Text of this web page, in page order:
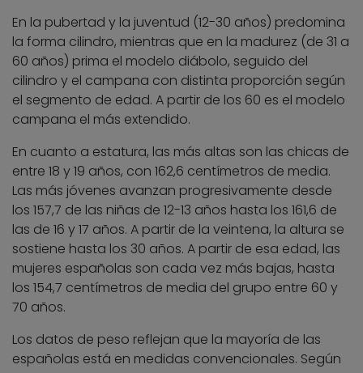
En la pubertad y la juventud (12-30 años) predomina
la forma cilindro, mientras que en la madurez (de 31 a
60 años) prima el modelo diábolo, seguido del
cilindro y el campana con distinta proporción según
el segmento de edad. A partir de los 60 es el modelo
campana el más extendido.
En cuanto a estatura, las más altas son las chicas de
entre 18 y 19 años, con 162,6 centímetros de media.
Las más jóvenes avanzan progresivamente desde
los 157,7 de las niñas de 12-13 años hasta los 161,6 de
las de 16 y 17 años. A partir de la veintena, la altura se
sostiene hasta los 30 años. A partir de esa edad, las
mujeres españolas son cada vez más bajas, hasta
los 154,7 centímetros de media del grupo entre 60 y
70 años.
Los datos de peso reflejan que la mayoría de las
españolas está en medidas convencionales. Según